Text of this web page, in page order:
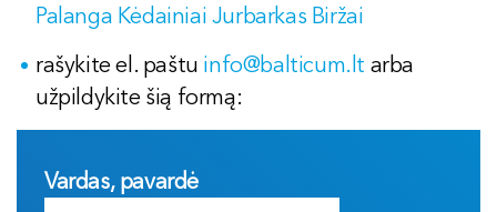
Palanga Kėdainiai Jurbarkas Biržai
rašykite el. paštu info@balticum.lt arba
užpildykite šią formą:
Vardas, pavardė